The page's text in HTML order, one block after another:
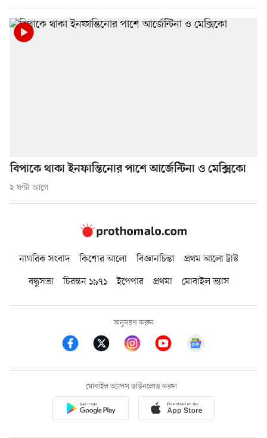
বিপাকে থাকা ইনফান্তিনোর পাশে আর্জেন্টিনা ও মেক্সিকো
২ ঘণ্টা আগে
নাগরিক সংবাদ কিশোর আলো বিজ্ঞানচিন্তা
প্রথম আলো ট্রাস্ট
বন্ধুসভা
চিরন্তন ১৯৭১ ইপেপার প্রথমা মোবাইল ভ্যাস
অনুসরণ করুন
মোবাইল অ্যাপস ডাউনলোড করুন